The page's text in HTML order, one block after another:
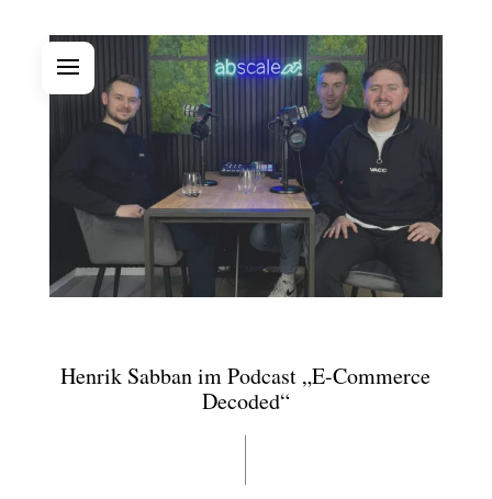
Henrik Sabban im Podcast „E-Commerce
Decoded“